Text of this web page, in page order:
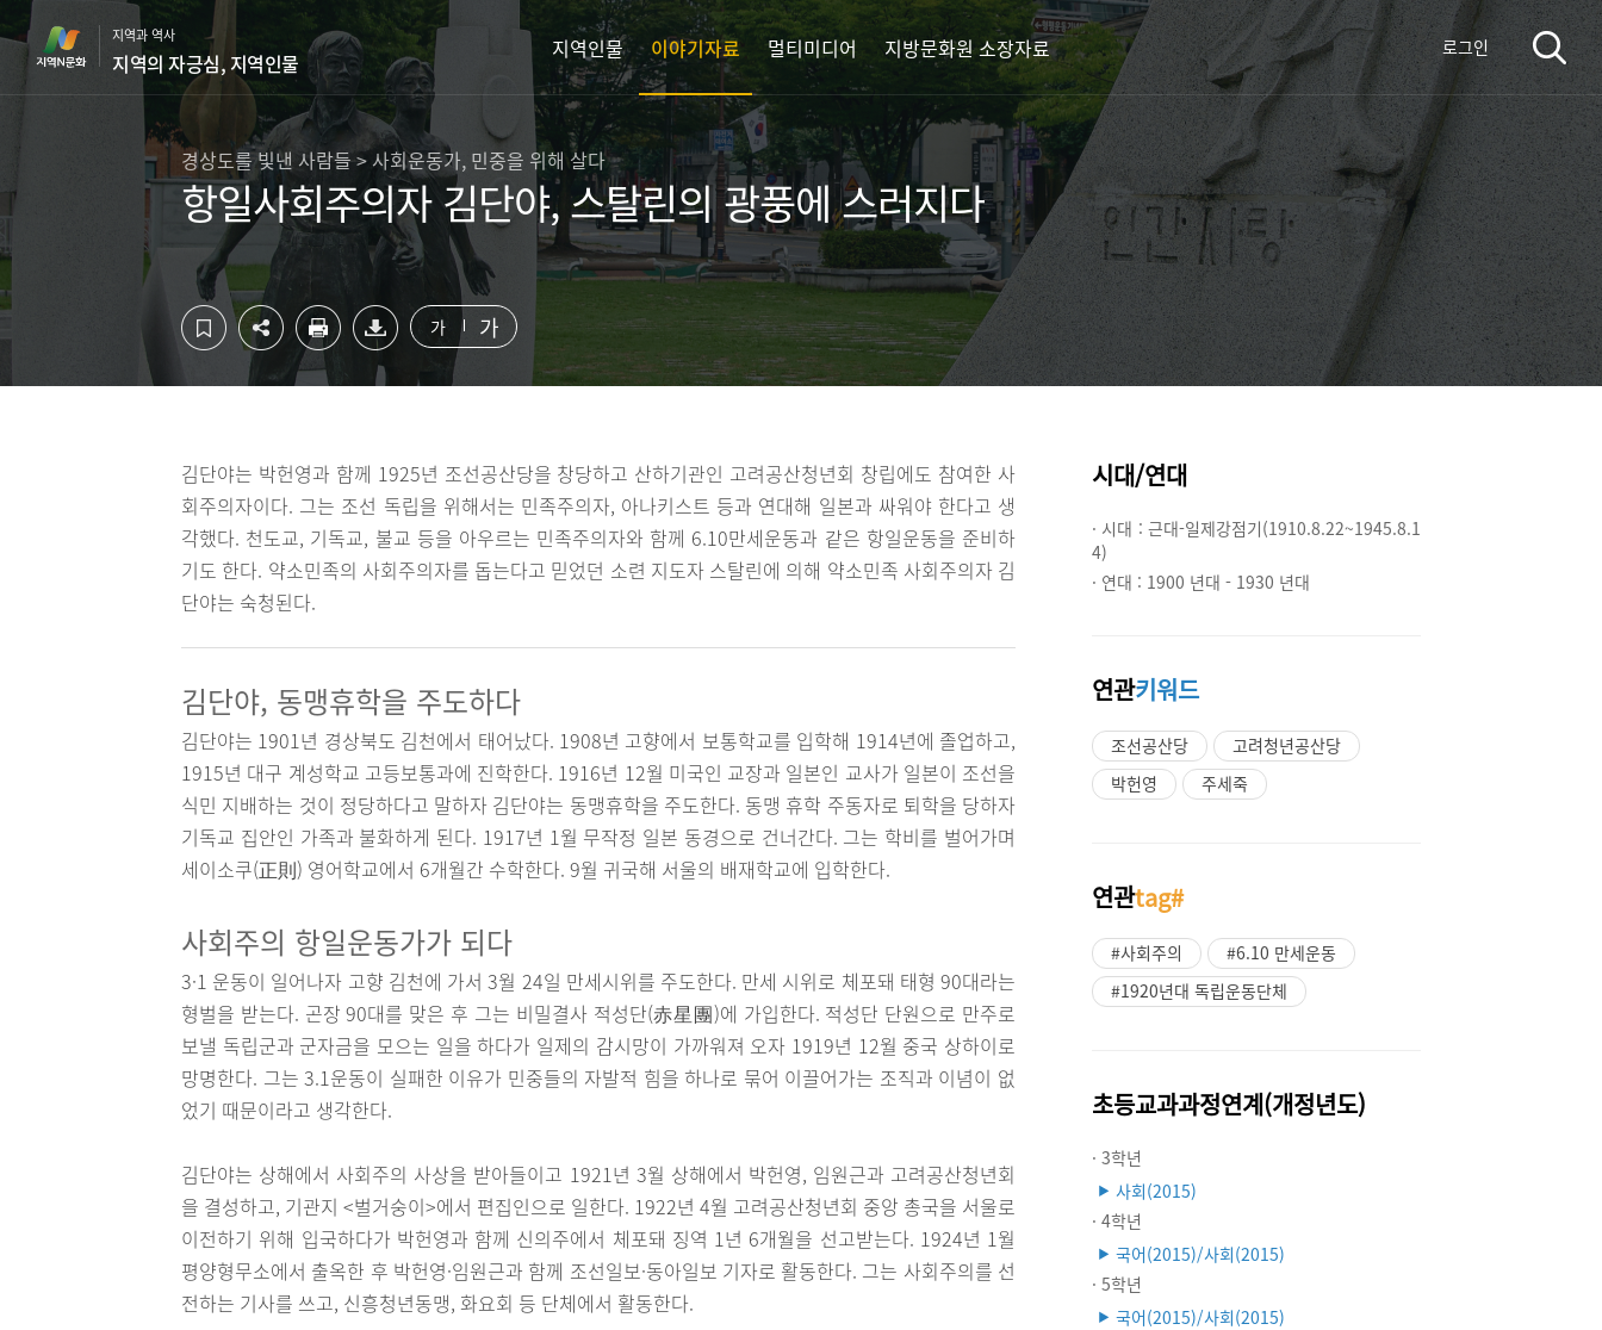
텐
영
로
가
기
단
역
가
기
지역과 역사
지역의 자긍심, 지역인물
지역인물 이야기자료 멀티미디어 지방문화원 소장자료 로그인
경상도를 빛낸 사람들 > 사회운동가, 민중을 위해 살다
항일사회주의자 김단야, 스탈린의 광풍에 스러지다
가 가
김단야는 박헌영과 함께 1925년 조선공산당을 창당하고 산하기관인 고려공산청년회 창립에도 참여한 사
회주의자이다. 그는 조선 독립을 위해서는 민족주의자, 아나키스트 등과 연대해 일본과 싸워야 한다고 생
각했다. 천도교, 기독교, 불교 등을 아우르는 민족주의자와 함께 6.10만세운동과 같은 항일운동을 준비하
기도 한다. 약소민족의 사회주의자를 돕는다고 믿었던 소련 지도자 스탈린에 의해 약소민족 사회주의자 김
단야는 숙청된다.
김단야, 동맹휴학을 주도하다
김단야는 1901년 경상북도 김천에서 태어났다. 1908년 고향에서 보통학교를 입학해 1914년에 졸업하고,
1915년 대구 계성학교 고등보통과에 진학한다. 1916년 12월 미국인 교장과 일본인 교사가 일본이 조선을
식민 지배하는 것이 정당하다고 말하자 김단야는 동맹휴학을 주도한다. 동맹 휴학 주동자로 퇴학을 당하자
기독교 집안인 가족과 불화하게 된다. 1917년 1월 무작정 일본 동경으로 건너간다. 그는 학비를 벌어가며
세이소쿠(正則) 영어학교에서 6개월간 수학한다. 9월 귀국해 서울의 배재학교에 입학한다.
사회주의 항일운동가가 되다
3·1 운동이 일어나자 고향 김천에 가서 3월 24일 만세시위를 주도한다. 만세 시위로 체포돼 태형 90대라는
형벌을 받는다. 곤장 90대를 맞은 후 그는 비밀결사 적성단(赤星團)에 가입한다. 적성단 단원으로 만주로
보낼 독립군과 군자금을 모으는 일을 하다가 일제의 감시망이 가까워져 오자 1919년 12월 중국 상하이로
망명한다. 그는 3.1운동이 실패한 이유가 민중들의 자발적 힘을 하나로 묶어 이끌어가는 조직과 이념이 없
었기 때문이라고 생각한다.
김단야는 상해에서 사회주의 사상을 받아들이고 1921년 3월 상해에서 박헌영, 임원근과 고려공산청년회
을 결성하고, 기관지 <벌거숭이>에서 편집인으로 일한다. 1922년 4월 고려공산청년회 중앙 총국을 서울로
이전하기 위해 입국하다가 박헌영과 함께 신의주에서 체포돼 징역 1년 6개월을 선고받는다. 1924년 1월
평양형무소에서 출옥한 후 박헌영·임원근과 함께 조선일보·동아일보 기자로 활동한다. 그는 사회주의를 선
전하는 기사를 쓰고, 신흥청년동맹, 화요회 등 단체에서 활동한다.
시대/연대
· 시대 : 근대-일제강점기(1910.8.22~1945.8.1
4)
· 연대 : 1900 년대 - 1930 년대
연관키워드
조선공산당
고려청년공산당
박헌영
주세죽
연관tag#
#사회주의
#6.10 만세운동
#1920년대 독립운동단체
초등교과과정연계(개정년도)
· 3학년
▶ 사회(2015)
· 4학년
▶ 국어(2015)/사회(2015)
· 5학년
▶ 국어(2015)/사회(2015)